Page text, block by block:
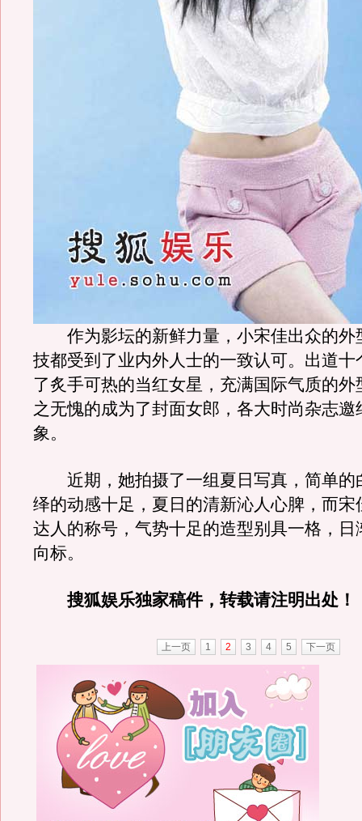
作为影坛的新鲜力量，小宋佳出众的外
技都受到了业内外人士的一致认可。出道十
了炙手可热的当红女星，充满国际气质的外
之无愧的成为了封面女郎，各大时尚杂志邀
象。
近期，她拍摄了一组夏日写真，简单的
绎的动感十足，夏日的清新沁人心脾，而宋
达人的称号，气势十足的造型别具一格，日
向标。
搜狐娱乐独家稿件，转载请注明出处！
上一页 1 2 3 4 5 下一页